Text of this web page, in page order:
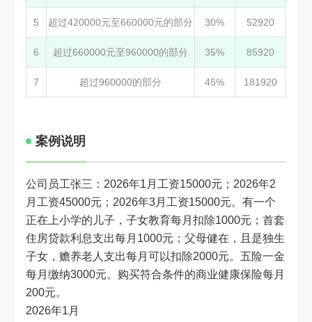
5 超过420000元至660000元的部分 30% 52920
6 超过660000元至960000的部分 35% 85920
7 超过960000的部分 45% 181920
案例说明
公司员工张三：2026年1月工资15000元；2026年2
月工资45000元；2026年3月工资15000元。有一个
正在上小学的儿子，子女教育每月扣除1000元；首套
住房贷款利息支出每月1000元；父母健在，且是独生
子女，赡养老人支出每月可以扣除2000元。五险一金
每月缴纳3000元。购买符合条件的商业健康保险每月
200元。
2026年1月